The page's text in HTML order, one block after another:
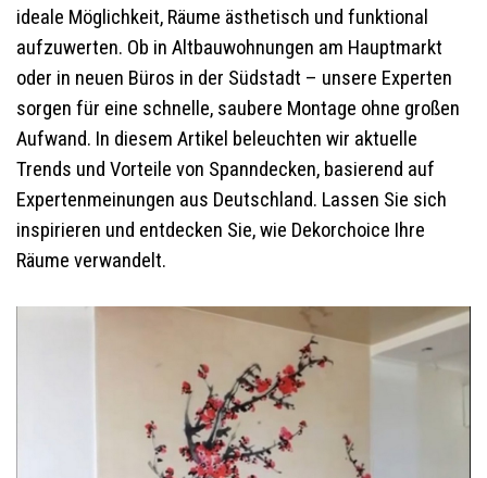
ideale Möglichkeit, Räume ästhetisch und funktional
aufzuwerten. Ob in Altbauwohnungen am Hauptmarkt
oder in neuen Büros in der Südstadt – unsere Experten
sorgen für eine schnelle, saubere Montage ohne großen
Aufwand. In diesem Artikel beleuchten wir aktuelle
Trends und Vorteile von Spanndecken, basierend auf
Expertenmeinungen aus Deutschland. Lassen Sie sich
inspirieren und entdecken Sie, wie Dekorchoice Ihre
Räume verwandelt.